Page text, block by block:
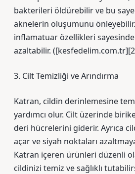
bakterileri öldürebilir ve bu
aknelerin oluşumunu
inflamatuar özellikleri
azaltabilir.
3. Cilt Temizliği ve Arındırma
Katran, cildin derinlemesine
yardımcı olur. Cilt üzerinde
deri hücrelerini giderir. Ayrıca
açar ve siyah noktaları
Katran içeren ürünleri düzenli
cildinizi temiz ve sağlıklı